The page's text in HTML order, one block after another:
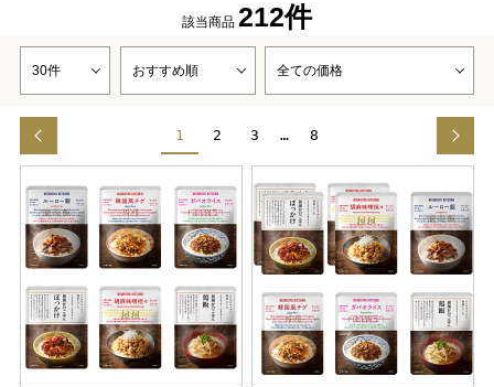
該当商品 212件
1 2 3 … 8